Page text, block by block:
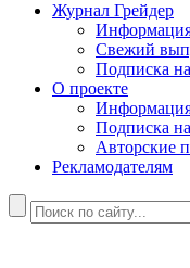
Журнал Грейдер
Свежий
Подписка
О проекте
Подписка
Авторские
Рекламодателям